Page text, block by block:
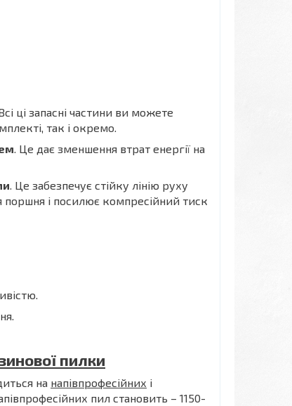
ці запасні частини ви можете
так і окремо.
. Це дає зменшення втрат енергії на
. Це забезпечує стійку лінію руху
і посилює компресійний тиск
пилки
на напівпрофесійних і
пил становить – 1150-